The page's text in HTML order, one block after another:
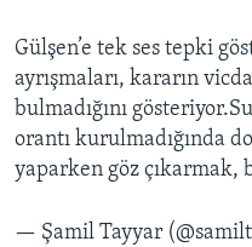
Gülşen’e tek ses tepki
ayrışmaları, kararın
bulmadığını
orantı kurulmadığında
yaparken göz çıkarmak,
— Şamil Tayyar